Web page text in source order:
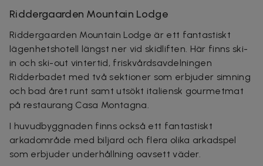
Riddergaarden Mountain Lodge
Riddergaarden Mountain Lodge är ett fantastiskt
lägenhetshotell längst ner vid skidliften. Här finns ski-
in och ski-out vintertid, friskvårdsavdelningen
Ridderbadet med två sektioner som erbjuder simning
och bad året runt samt utsökt italiensk gourmetmat
på restaurang Casa Montagna.
I huvudbyggnaden finns också ett fantastiskt
arkadområde med biljard och flera olika arkadspel
som erbjuder underhållning oavsett väder.